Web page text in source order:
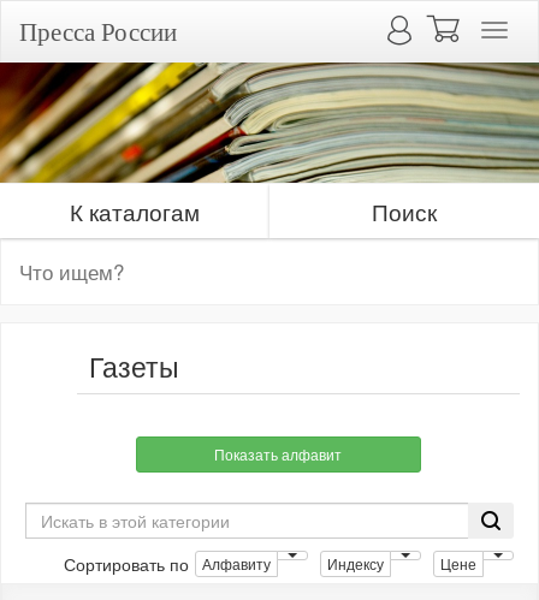
Пресса России
К каталогам Поиск
Газеты
Показать алфавит
Сортировать по Алфавиту Индексу Цене